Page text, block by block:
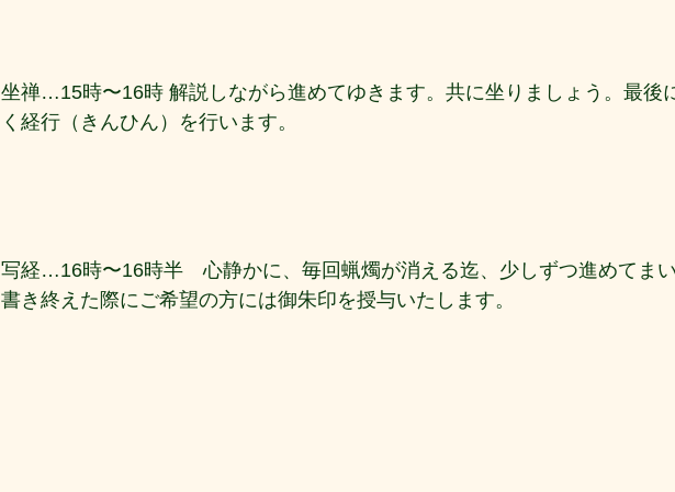
坐禅…15時〜16時 解説しながら進めてゆきます。共に坐りましょう。最後
く経行（きんひん）を行います。
写経…16時〜16時半　心静かに、毎回蝋燭が消える迄、少しずつ進めてま
書き終えた際にご希望の方には御朱印を授与いたします。